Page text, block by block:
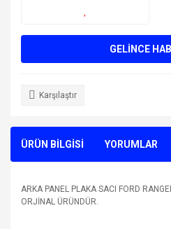
GELİNCE
Karşılaştır
ÜRÜN BİLGİSİ YORUMLAR
ARKA PANEL PLAKA SACI FORD
ORJİNAL ÜRÜNDÜR.